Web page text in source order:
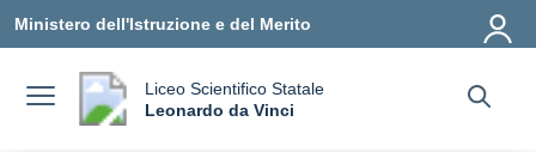
Ministero dell'Istruzione e del Merito
Liceo Scientifico Statale
Leonardo da Vinci